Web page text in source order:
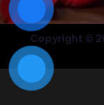
Copyright ©